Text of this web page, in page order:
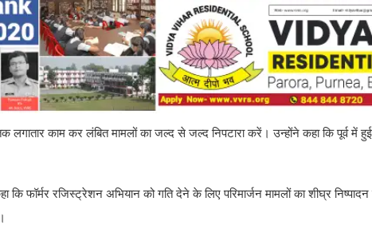
लगातार काम कर लंबित मामलों का जल्द से जल्द निपटारा करें। उन्होंने कहा कि पूर्व में
कि फॉर्मर रजिस्ट्रेशन अभियान को गति देने के लिए परिमार्जन मामलों का शीघ्र